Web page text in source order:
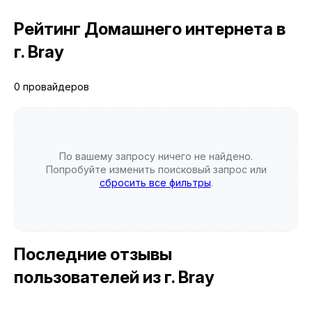
Рейтинг Домашнего интернета в
г. Bray
0 провайдеров
По вашему запросу ничего не найдено.
Попробуйте изменить поисковый запрос или
сбросить все фильтры.
Последние отзывы
пользователей из г. Bray